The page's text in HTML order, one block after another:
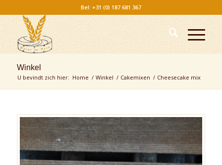
Bel: +31 (0) 187 681 367
Winkel
U bevindt zich hier: Home / Winkel / Cakemixen / Cheesecake mix